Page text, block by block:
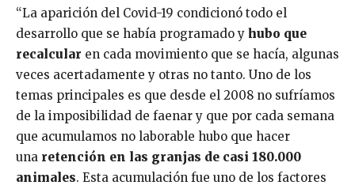
“La aparición del Covid-19 condicionó todo el
desarrollo que se había programado y hubo que
recalcular en cada movimiento que se hacía, algunas
veces acertadamente y otras no tanto. Uno de los
temas principales es que desde el 2008 no sufríamos
de la imposibilidad de faenar y que por cada semana
que acumulamos no laborable hubo que hacer
una retención en las granjas de casi 180.000
animales. Esta acumulación fue uno de los factores